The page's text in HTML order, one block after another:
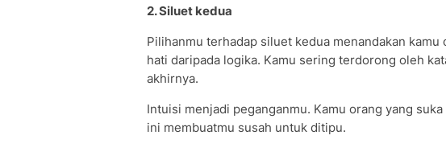
2. Siluet kedua
Pilihanmu terhadap siluet kedua menandakan
hati daripada logika. Kamu sering terdorong oleh
akhirnya.
Intuisi menjadi peganganmu. Kamu orang yang
ini membuatmu susah untuk ditipu.